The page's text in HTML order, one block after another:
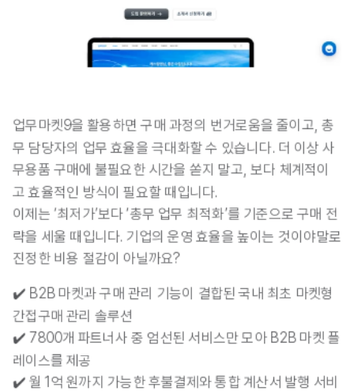
업무마켓9을 활용하면 구매 과정의 번거로움을 줄이고, 총
무 담당자의 업무 효율을 극대화할 수 있습니다. 더 이상 사
무용품 구매에 불필요한 시간을 쏟지 말고, 보다 체계적이
고 효율적인 방식이 필요할 때입니다.
이제는 ‘최저가’보다 ‘총무 업무 최적화’를 기준으로 구매 전
략을 세울 때입니다. 기업의 운영 효율을 높이는 것이야말로
진정한 비용 절감이 아닐까요?
✔️ B2B 마켓과 구매 관리 기능이 결합된 국내 최초 마켓형
간접구매 관리 솔루션
✔️ 7800개 파트너사 중 엄선된 서비스만 모아 B2B 마켓 플
레이스를 제공
✔️ 월 1억 원까지 가능한 후불결제와 통합 계산서 발행 서비